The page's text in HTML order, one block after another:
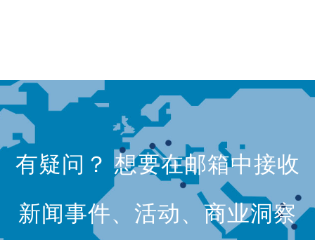
有疑问？ 想要在邮箱中接收
新闻事件、活动、商业洞察